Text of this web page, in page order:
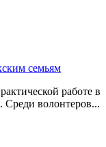
семьям
работе в
волонтеров...